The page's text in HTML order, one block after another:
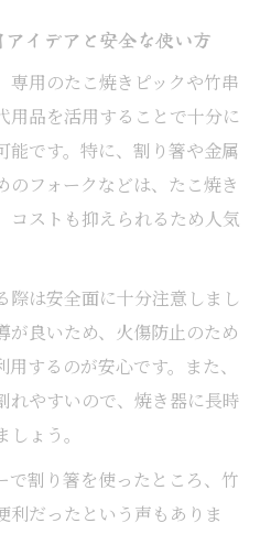
イデアと安全な使い方
専用のたこ焼きピックや竹串
用品を活用することで十分に
能です。特に、割り箸や金属
のフォークなどは、たこ焼き
コストも抑えられるため人気
際は安全面に十分注意しまし
が良いため、火傷防止のため
するのが安心です。また、
れやすいので、焼き器に長時
ょう。
で割り箸を使ったところ、竹
利だったという声もありま